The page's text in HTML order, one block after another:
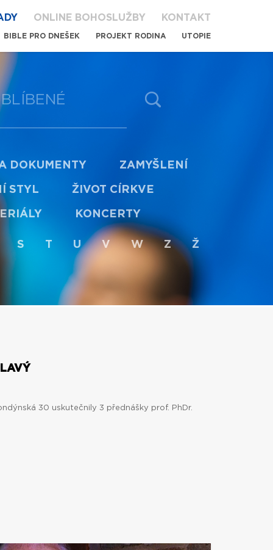
ONLINE BOHOSLUŽBY KONTAKT
BIBLE PRO DNEŠEK PROJEKT RODINA UTOPIE
DOKUMENTY ZAMYŠLENÍ
STYL ŽIVOT CÍRKVE
KONCERTY
S T U V W Z Ž
30 uskutečnily 3 přednášky prof. PhDr.